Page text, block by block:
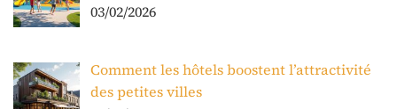
03/02/2026
Comment les hôtels boostent l’attractivité
des petites villes